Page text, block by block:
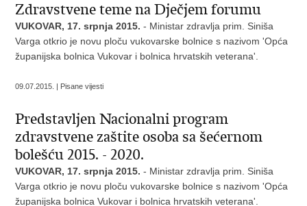
Zdravstvene teme na Dječjem forumu
VUKOVAR, 17. srpnja 2015.- Ministar zdravlja prim. Siniša
Varga otkrio je novu ploču vukovarske bolnice s nazivom 'Opća
županijska bolnica Vukovar i bolnica hrvatskih veterana'.
09.07.2015. | Pisane vijesti
Predstavljen Nacionalni program
zdravstvene zaštite osoba sa šećernom
bolešću 2015. - 2020.
VUKOVAR, 17. srpnja 2015. - Ministar zdravlja prim. Siniša
Varga otkrio je novu ploču vukovarske bolnice s nazivom 'Opća
županijska bolnica Vukovar i bolnica hrvatskih veterana'.